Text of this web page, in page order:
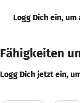
Logg Dich ein,
Fähigkeiten
Logg Dich jetzt ein,